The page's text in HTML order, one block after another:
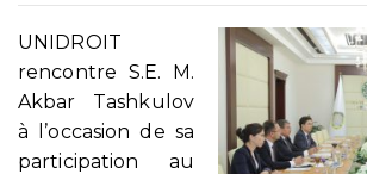
UNIDROIT
rencontre S.E. M.
Akbar Tashkulov
à l’occasion de sa
participation au